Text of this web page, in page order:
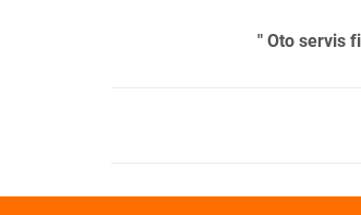
" Oto servis